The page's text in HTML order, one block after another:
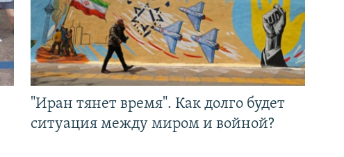
"Иран тянет время". Как долго будет
ситуация между миром и войной?